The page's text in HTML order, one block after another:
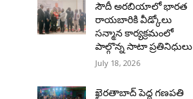
సౌదీ అరబియాలో భారత
రాయబారికి వీడ్కోలు
సన్మాన కార్యక్రమంలో
పాల్గొన్న సాటా ప్రతినిధులు
July 18, 2026
ఖైరతాబాద్ పెద్ద గణపతి